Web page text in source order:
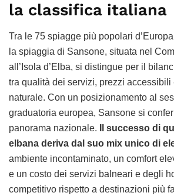
la classifica italiana
Tra le 75 spiagge più popolari
la spiaggia di Sansone, situata nel
all’Isola d’Elba, si distingue per il
tra qualità dei servizi, prezzi accessibili
naturale. Con un posizionamento al
graduatoria europea, Sansone si
panorama nazionale.
Il successo di
elbana deriva dal suo mix unico di
ambiente incontaminato, un comfort
e un costo dei servizi balneari e degli
competitivo rispetto a destinazioni più